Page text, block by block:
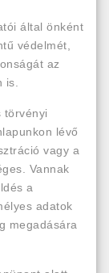
által önként
védelmét,
az
is.
törvényi
lévő
vagy a
Vannak
a
adatok
megadására